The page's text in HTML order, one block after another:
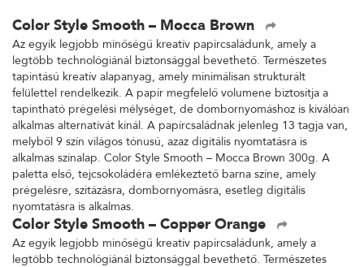
Color Style Smooth – Mocca Brown
Az egyik legjobb minőségű kreatív papírcsaládunk, amely a
legtöbb technológiánál biztonsággal bevethető. Természetes
tapintású kreatív alapanyag, amely minimálisan strukturált
felülettel rendelkezik. A papír megfelelő volumene biztosítja a
tapintható prégelési mélységet, de dombornyomáshoz is kiválóan
alkalmas alternatívát kínál. A papírcsaládnak jelenleg 13 tagja van,
melyből 9 szín világos tónusú, azaz digitális nyomtatásra is
alkalmas színalap. Color Style Smooth – Mocca Brown 300g. A
paletta első, tejcsokoládéra emlékeztető barna színe, amely
prégelésre, szitázásra, dombornyomásra, esetleg digitális
nyomtatásra is alkalmas.
Color Style Smooth – Copper Orange
Az egyik legjobb minőségű kreatív papírcsaládunk, amely a
legtöbb technológiánál biztonsággal bevethető. Természetes